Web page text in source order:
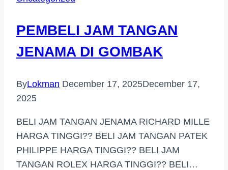
PUCHONG
PEMBELI JAM TANGAN
JENAMA DI GOMBAK
ByLokman December 17, 2025December 17,
2025
BELI JAM TANGAN JENAMA RICHARD MILLE
HARGA TINGGI?? BELI JAM TANGAN PATEK
PHILIPPE HARGA TINGGI?? BELI JAM
TANGAN ROLEX HARGA TINGGI?? BELI…